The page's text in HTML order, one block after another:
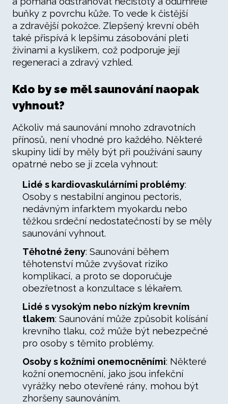
buňky z povrchu kůže. To vede k čistější
a zdravější pokožce. Zlepšený krevní oběh
také přispívá k lepšímu zásobování pleti
živinami a kyslíkem, což podporuje její
regeneraci a zdravý vzhled.
Kdo by se měl saunování naopak
vyhnout?
Ačkoliv má saunování mnoho zdravotních
přínosů, není vhodné pro každého. Některé
skupiny lidí by měly být při používání sauny
opatrné nebo se jí zcela vyhnout:
Lidé s kardiovaskulárními problémy:
Osoby s nestabilní anginou pectoris,
nedávným infarktem myokardu nebo
těžkou srdeční nedostatečností by se měly
saunování vyhnout.
Těhotné ženy: Saunování během
těhotenství může zvyšovat riziko
komplikací, a proto se doporučuje
obezřetnost a konzultace s lékařem.
Lidé s vysokým nebo nízkým krevním
tlakem: Saunování může způsobit kolísání
krevního tlaku, což může být nebezpečné
pro osoby s těmito problémy.
Osoby s kožními onemocněními: Některé
kožní onemocnění, jako jsou infekční
vyrážky nebo otevřené rány, mohou být
zhoršeny saunováním.